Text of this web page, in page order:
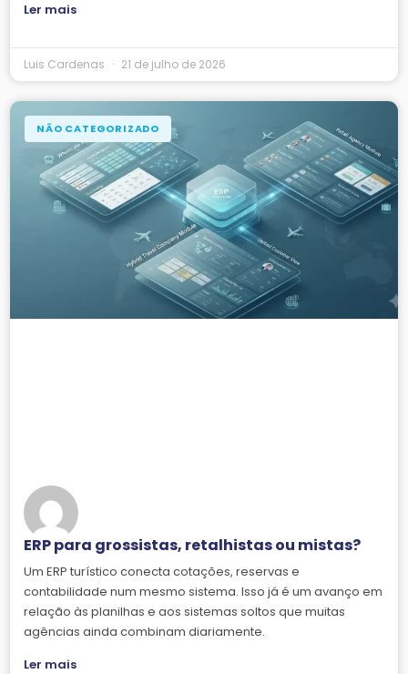
Ler mais
Luis Cardenas 21 de julho de 2026
NÃO CATEGORIZADO
ERP para grossistas, retalhistas ou mistas?
Um ERP turístico conecta cotações, reservas e
contabilidade num mesmo sistema. Isso já é um avanço em
relação às planilhas e aos sistemas soltos que muitas
agências ainda combinam diariamente.
Ler mais